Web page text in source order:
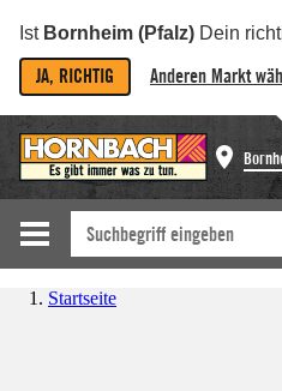
Ist Bornheim (Pfalz) Dein
JA, RICHTIG Anderen Markt
Startseite